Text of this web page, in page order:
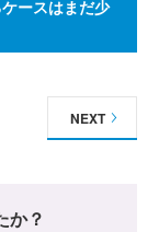
ースはまだ少
NEXT
か？